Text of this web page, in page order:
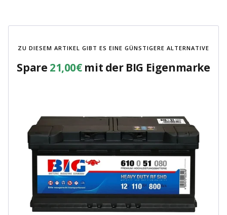
ZU DIESEM ARTIKEL GIBT ES EINE GÜNSTIGERE ALTERNATIVE
Spare 21,00€mit der BIG Eigenmarke